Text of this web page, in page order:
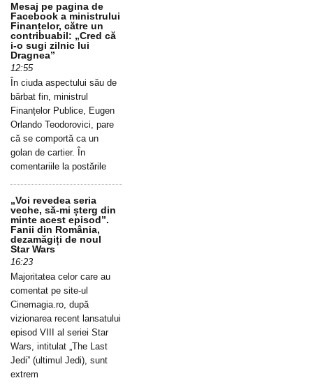
Mesaj pe pagina de
Facebook a ministrului
Finanțelor, către un
contribuabil: „Cred că
i-o sugi zilnic lui
Dragnea”
12:55
În ciuda aspectului său de
bărbat fin, ministrul
Finanțelor Publice, Eugen
Orlando Teodorovici, pare
că se comportă ca un
golan de cartier. În
comentariile la postările
„Voi revedea seria
veche, să-mi șterg din
minte acest episod”.
Fanii din România,
dezamăgiți de noul
Star Wars
16:23
Majoritatea celor care au
comentat pe site-ul
Cinemagia.ro, după
vizionarea recent lansatului
episod VIII al seriei Star
Wars, intitulat „The Last
Jedi” (ultimul Jedi), sunt
extrem